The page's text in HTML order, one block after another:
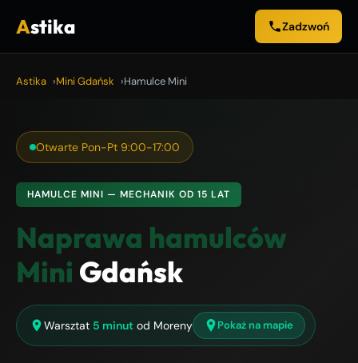
Astika Zadzwoń
Astika Mini Gdańsk Hamulce Mini
Otwarte Pon-Pt 9:00-17:00
HAMULCE MINI — MECHANIK OD 15 LAT
Naprawa hamulców
Mini Gdańsk
Warsztat 5 minut od Moreny Pokaż na mapie